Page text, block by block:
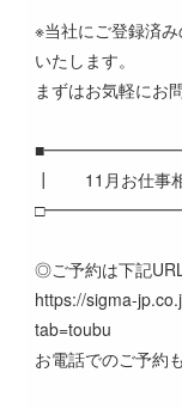
※当社にご登録済
いたします。
まずはお気軽にお
┃ 11月お仕事相
◎ご予約は下記
https://sigma-
tab=toubu
お電話でのご予約